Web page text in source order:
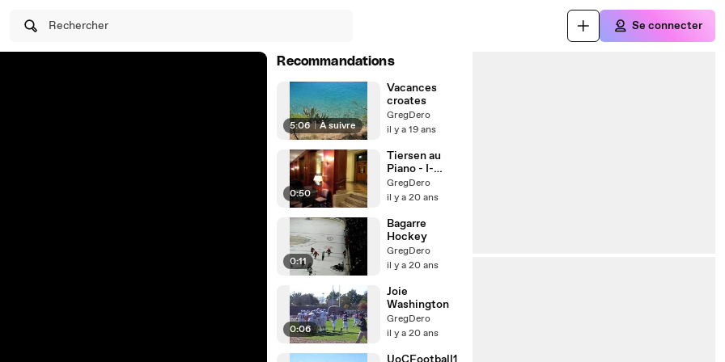
Rechercher Se connecter
Recommandations
5:06 | À suivre
Vacances
croates
GregDero
il y a 19 ans
0:50
Tiersen au
Piano - I-
House
Chicago
GregDero
il y a 20 ans
0:11
Bagarre
Hockey
GregDero
il y a 20 ans
0:06
Joie
Washington
GregDero
il y a 20 ans